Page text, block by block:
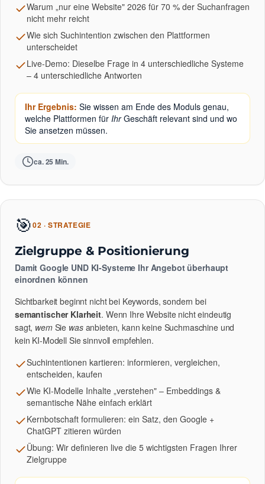
Warum „nur eine Website" 2026 für 70 % der Suchanfragen
nicht mehr reicht
Wie sich Suchintention zwischen den Plattformen
unterscheidet
Live-Demo: Dieselbe Frage in 4 unterschiedliche Systeme
– 4 unterschiedliche Antworten
Ihr Ergebnis: Sie wissen am Ende des Moduls genau,
welche Plattformen für IhrGeschäft relevant sind und wo
Sie ansetzen müssen.
ca. 25 Min.
🎯02 · STRATEGIE
Zielgruppe & Positionierung
Damit Google UND KI-Systeme Ihr Angebot überhaupt
einordnen können
Sichtbarkeit beginnt nicht bei Keywords, sondern bei
semantischer Klarheit. Wenn Ihre Website nicht eindeutig
sagt, wemSie wasanbieten, kann keine Suchmaschine und
kein KI-Modell Sie sinnvoll empfehlen.
Suchintentionen kartieren: informieren, vergleichen,
entscheiden, kaufen
Wie KI-Modelle Inhalte „verstehen" – Embeddings &
semantische Nähe einfach erklärt
Kernbotschaft formulieren: ein Satz, den Google +
ChatGPT zitieren würden
Übung: Wir definieren live die 5 wichtigsten Fragen Ihrer
Zielgruppe